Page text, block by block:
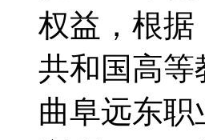
权益，根据
共和国高等
曲阜远东